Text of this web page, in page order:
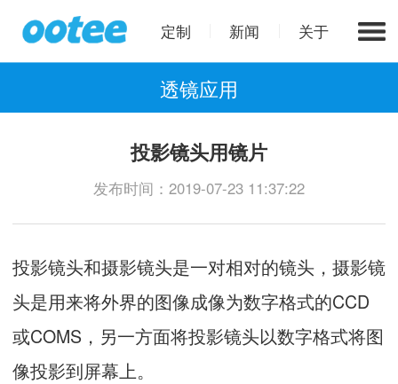
定制 新闻 关于
透镜应用
投影镜头用镜片
发布时间：2019-07-23 11:37:22
投影镜头和摄影镜头是一对相对的镜头，摄影镜
头是用来将外界的图像成像为数字格式的CCD
或COMS，另一方面将投影镜头以数字格式将图
像投影到屏幕上。